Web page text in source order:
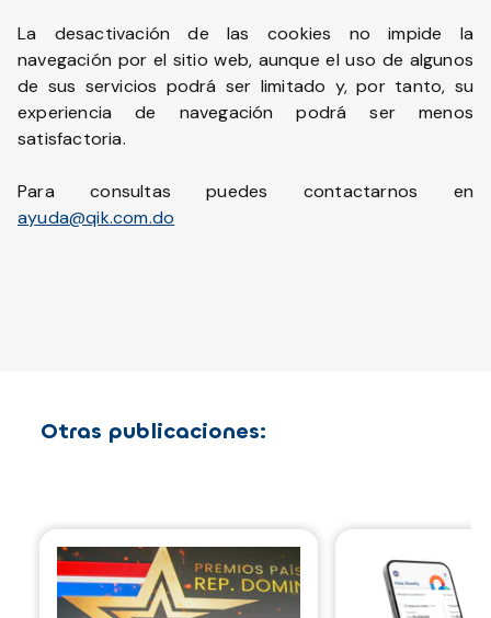
La desactivación de las cookies no impide la
navegación por el sitio web, aunque el uso de algunos
de sus servicios podrá ser limitado y, por tanto, su
experiencia de navegación podrá ser menos
satisfactoria.
Para consultas puedes contactarnos en
ayuda@qik.com.do
Otras publicaciones: